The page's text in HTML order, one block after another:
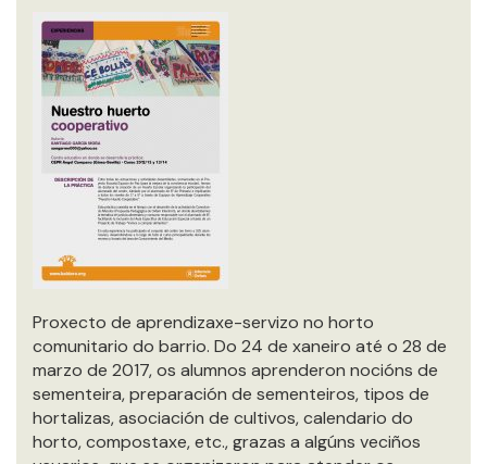
Proxecto de aprendizaxe-servizo no horto
comunitario do barrio. Do 24 de xaneiro até o 28 de
marzo de 2017, os alumnos aprenderon nocións de
sementeira, preparación de sementeiros, tipos de
hortalizas, asociación de cultivos, calendario do
horto, compostaxe, etc., grazas a algúns veciños